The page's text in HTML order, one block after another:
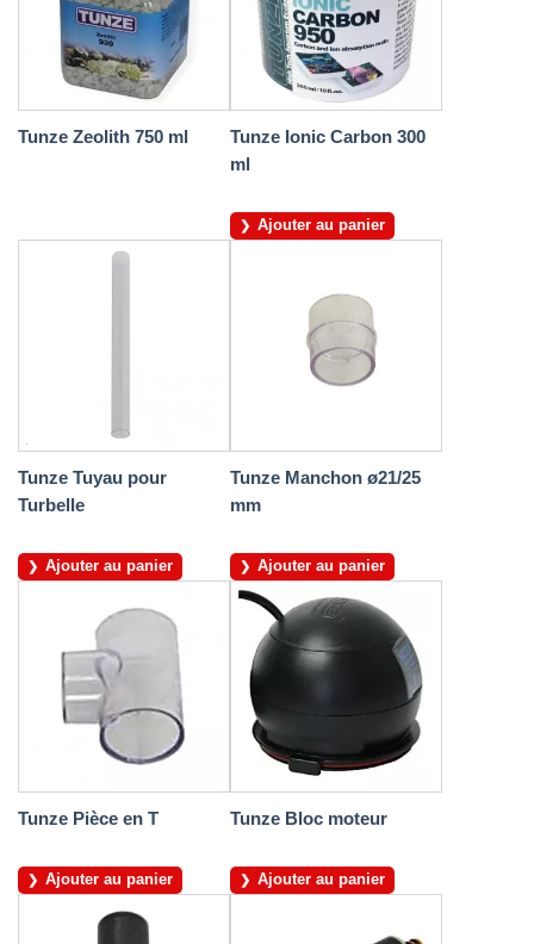
Tunze Zeolith 750 ml
Tunze Ionic Carbon 300
ml
Ajouter au panier
Tunze Tuyau pour
Turbelle
Ajouter au panier
Tunze Manchon ø21/25
mm
Ajouter au panier
Tunze Pièce en T
Ajouter au panier
Tunze Bloc moteur
Ajouter au panier